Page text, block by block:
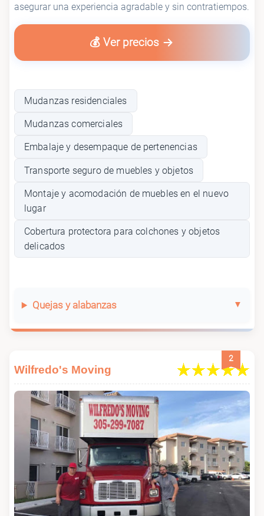
asegurar una experiencia agradable y sin contratiempos.
💰 Ver precios
Mudanzas residenciales
Mudanzas comerciales
Embalaje y desempaque de pertenencias
Transporte seguro de muebles y objetos
Montaje y acomodación de muebles en el nuevo
lugar
Cobertura protectora para colchones y objetos
delicados
Quejas y alabanzas
2
Wilfredo's Moving